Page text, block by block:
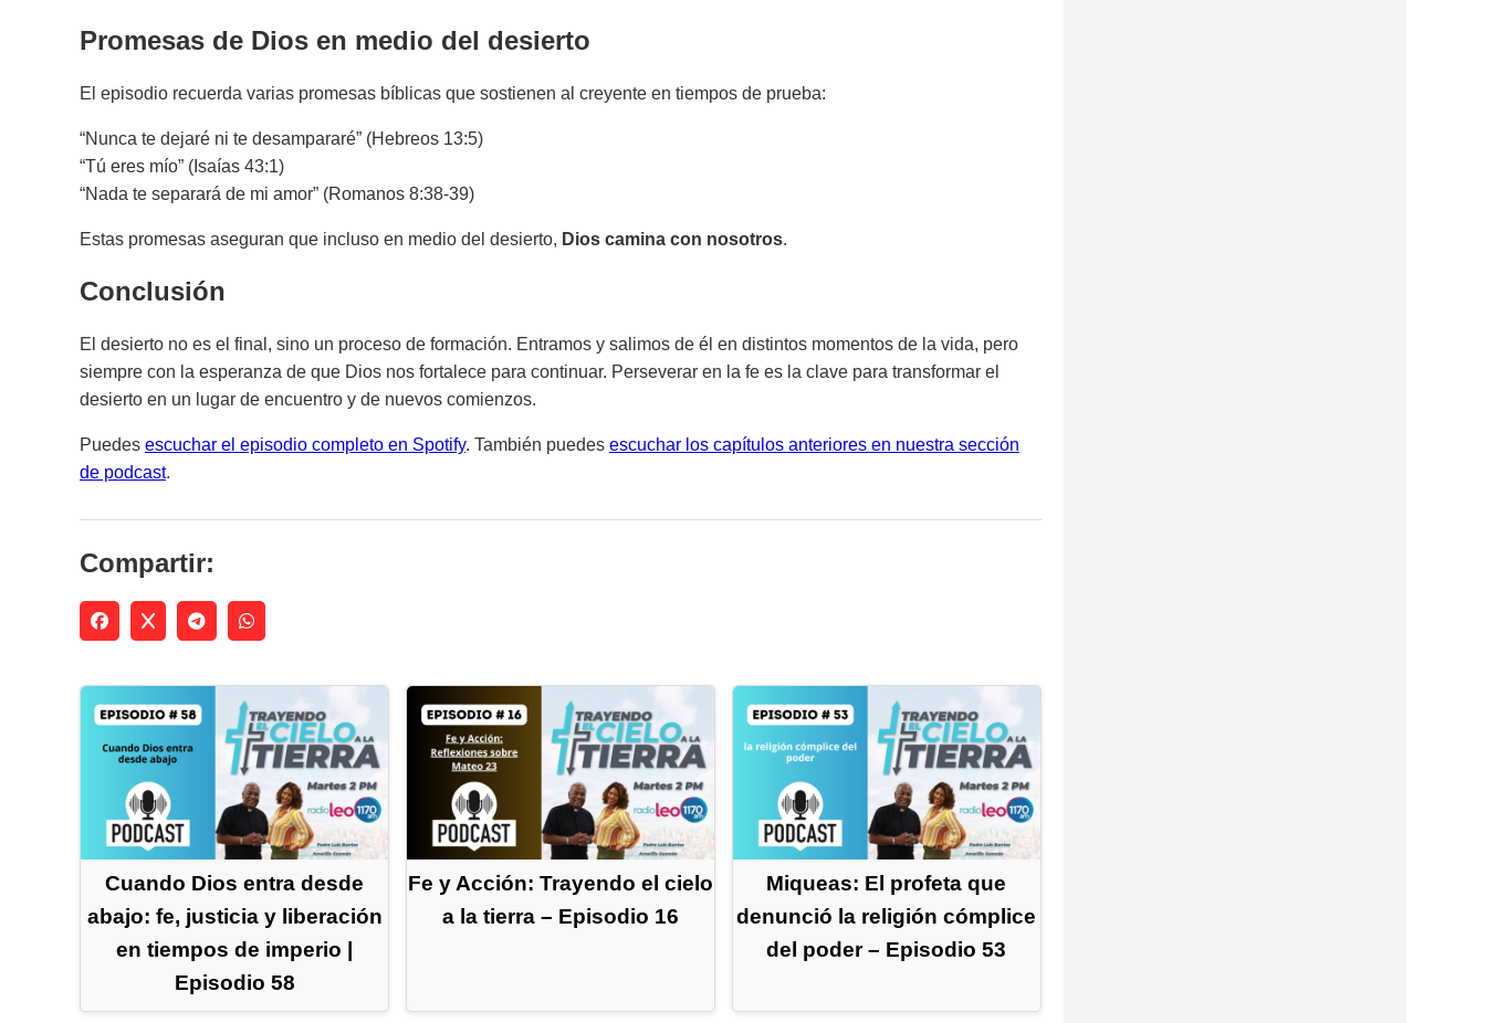
Promesas de Dios en medio del desierto
El episodio recuerda varias promesas bíblicas que sostienen al creyente en tiempos de prueba:
“Nunca te dejaré ni te desampararé” (Hebreos 13:5)
“Tú eres mío” (Isaías 43:1)
“Nada te separará de mi amor” (Romanos 8:38-39)
Estas promesas aseguran que incluso en medio del desierto, Dios camina con nosotros.
Conclusión
El desierto no es el final, sino un proceso de formación. Entramos y salimos de él en distintos momentos de la vida, pero
siempre con la esperanza de que Dios nos fortalece para continuar. Perseverar en la fe es la clave para transformar el
desierto en un lugar de encuentro y de nuevos comienzos.
Puedes escuchar el episodio completo en Spotify. También puedes escuchar los capítulos anteriores en nuestra sección
de podcast.
Compartir:
Cuando Dios entra desde
abajo: fe, justicia y liberación
en tiempos de imperio |
Episodio 58
Fe y Acción: Trayendo el cielo
a la tierra – Episodio 16
Miqueas: El profeta que
denunció la religión cómplice
del poder – Episodio 53